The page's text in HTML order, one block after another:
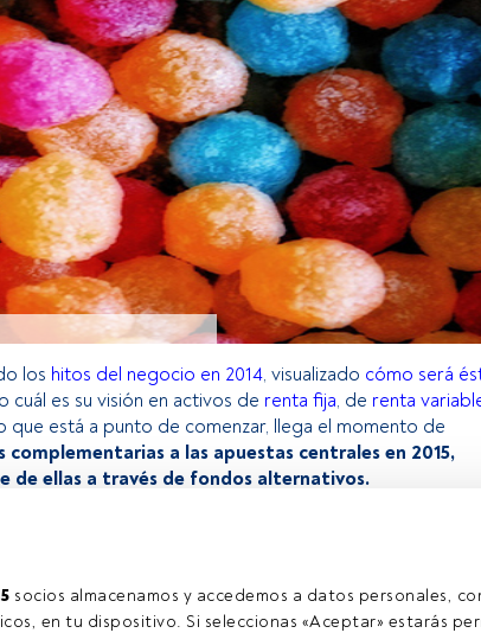
socios almacenamos y accedemos a datos personales,
en tu dispositivo. Si seleccionas «Aceptar» estarás
los hitos del negocio en 2014, visualizado cómo será
cuál es su visión en activos de renta fija, de renta
que está a punto de comenzar, llega el momento de
a las apuestas centrales en 2015,
de ellas a través de fondos alternativos.
desde el botón Login. Si aún no tienes cuenta, te
disfrutar de todo el universo que ofrece FundsPeople.